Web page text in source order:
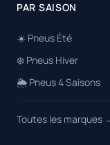
PAR SAISON
☀️ Pneus Été
❄️ Pneus Hiver
🌦️ Pneus 4 Saisons
Toutes les marques